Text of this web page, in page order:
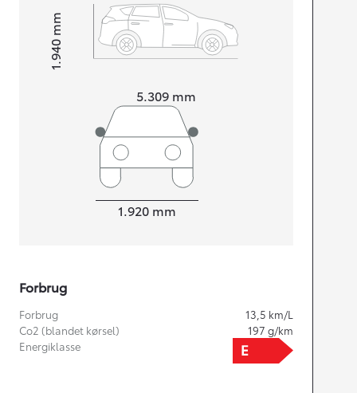
5.309 mm
Højt1.940
mm
1.920 mm
Forbrug
Forbrug 13,5 km/L
Co2 (blandet kørsel)
197 g/km
Energiklasse